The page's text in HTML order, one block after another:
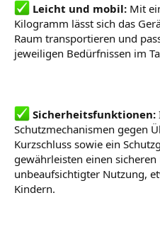
Leicht und mobil: Mit
Kilogramm lässt sich das
Raum transportieren und
jeweiligen Bedürfnissen im
Sicherheitsfunktionen:
Schutzmechanismen gegen
Kurzschluss sowie ein
gewährleisten einen sicheren
unbeaufsichtigter Nutzung,
Kindern.